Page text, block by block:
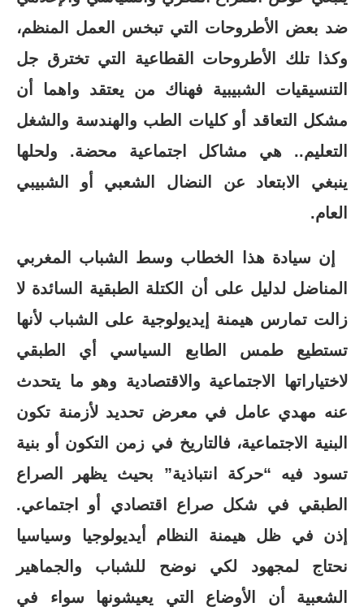
ضد بعض الأطروحات التي تبخس العمل المنظم،
وكذا تلك الأطروحات القطاعية التي تخترق جل
التنسيقيات الشبيبية فهناك من يعتقد واهما أن
مشكل التعاقد أو كليات الطب والهندسة والشغل
التعليم.. هي مشاكل اجتماعية محضة. ولحلها
ينبغي الابتعاد عن النضال الشعبي أو الشبيبي
العام.
إن سيادة هذا الخطاب وسط الشباب المغربي
المناضل لدليل على أن الكتلة الطبقية السائدة لا
زالت تمارس هيمنة إيديولوجية على الشباب لأنها
تستطيع طمس الطابع السياسي أي الطبقي
لاختياراتها الاجتماعية والاقتصادية وهو ما يتحدث
عنه مهدي عامل في معرض تحديد لأزمنة تكون
البنية الاجتماعية، فالتاريخ في زمن التكون أو بنية
تسود فيه “حركة انتباذية” بحيث يظهر الصراع
الطبقي في شكل صراع اقتصادي أو اجتماعي.
إذن في ظل هيمنة النظام أيديولوجيا وسياسيا
نحتاج لمجهود لكي نوضح للشباب والجماهير
الشعبية أن الأوضاع التي يعيشونها سواء في